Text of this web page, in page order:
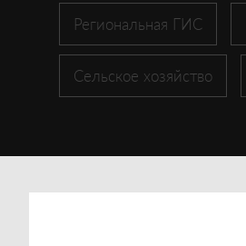
Региональная ГИС
Сельское хозяйство